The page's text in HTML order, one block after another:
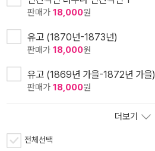
판매가 18,000원
유고 (1870년-1873년)
판매가 18,000원
유고 (1869년 가을-1872년 가을)
판매가 18,000원
더보기
전체선택